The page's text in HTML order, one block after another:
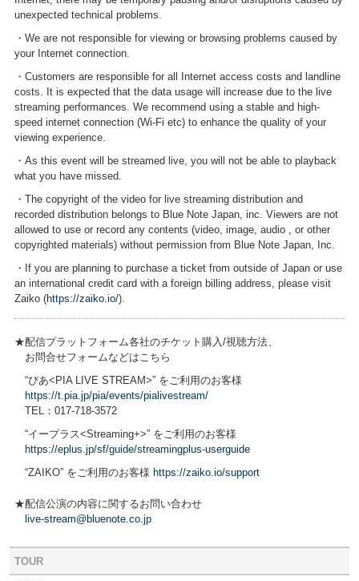
unexpected technical problems.
・We are not responsible for viewing or browsing problems caused by
your Internet connection.
・Customers are responsible for all Internet access costs and landline
costs. It is expected that the data usage will increase due to the live
streaming performances. We recommend using a stable and high-
speed internet connection (Wi-Fi etc) to enhance the quality of your
viewing experience.
・As this event will be streamed live, you will not be able to playback
what you have missed.
・The copyright of the video for live streaming distribution and
recorded distribution belongs to Blue Note Japan, inc. Viewers are not
allowed to use or record any contents (video, image, audio , or other
copyrighted materials) without permission from Blue Note Japan, Inc.
・If you are planning to purchase a ticket from outside of Japan or use
an international credit card with a foreign billing address, please visit
Zaiko (https://zaiko.io/).
★配信プラットフォーム各社のチケット購入/視聴方法、
お問合せフォームなどはこちら
“ぴあ<PIA LIVE STREAM>” をご利用のお客様
https://t.pia.jp/pia/events/pialivestream/
TEL：017-718-3572
“イープラス<Streaming+>” をご利用のお客様
https://eplus.jp/sf/guide/streamingplus-userguide
“ZAIKO” をご利用のお客様 https://zaiko.io/support
★配信公演の内容に関するお問い合わせ
live-stream@bluenote.co.jp
TOUR